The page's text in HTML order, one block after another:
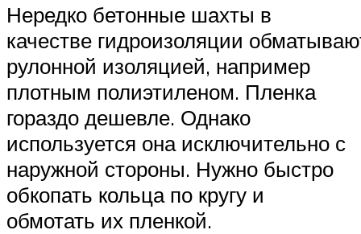
Нередко бетонные шахты в
качестве гидроизоляции
рулонной изоляцией, например
плотным полиэтиленом. Пленка
гораздо дешевле. Однако
используется она исключительно с
наружной стороны. Нужно быстро
обкопать кольца по кругу и
обмотать их пленкой.